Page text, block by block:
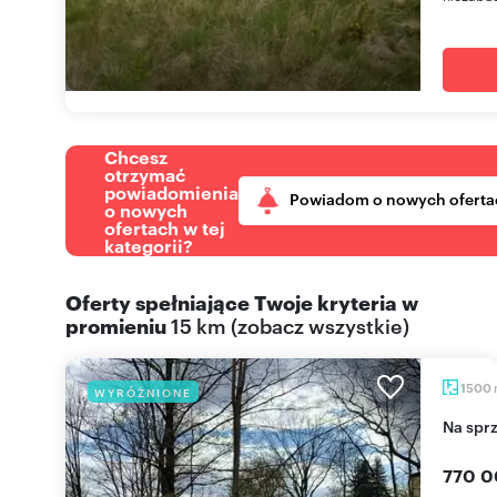
Chcesz
otrzymać
powiadomienia
o nowych
ofertach w tej
kategorii?
Powiadom o nowych
Oferty spełniające Twoje kryteria w
promieniu15 km (zobacz wszystkie)
WYRÓŻNIONE 1500
Na
770